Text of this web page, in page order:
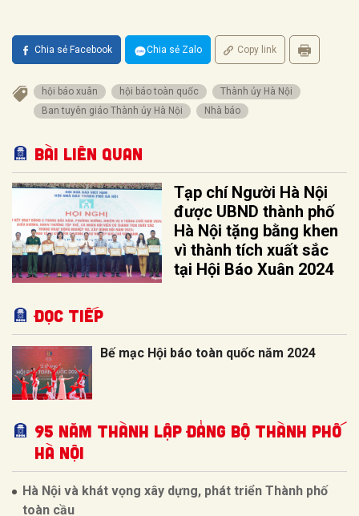
Chia sẻ Facebook Chia sẻ Zalo Copy link
hội báo xuân hội báo toàn quốc
Thành ủy Hà Nội
Ban tuyên giáo Thành ủy Hà Nội
Nhà báo
Bài liên quan
Tạp chí Người Hà Nội
được UBND thành phố
Hà Nội tặng bằng khen
vì thành tích xuất sắc
tại Hội Báo Xuân 2024
Đọc tiếp
Bế mạc Hội báo toàn quốc năm 2024
95 NĂM THÀNH LẬP ĐẢNG BỘ THÀNH PHỐ
HÀ NỘI
Hà Nội và khát vọng xây dựng, phát triển Thành phố
toàn cầu